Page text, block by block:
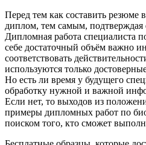
Перед тем как составить резюме
диплом, тем самым,
Дипломная работа специалиста
себе достаточный объём важно
соответствовать
используются только
Но есть ли время у будущего
обработку нужной и важной
Если нет, то выходов из
примеры дипломных работ по
поиском того, кто сможет